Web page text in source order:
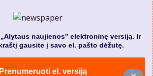
naujienos” elektroninę versiją. Ir
gausite į savo el. pašto dėžutę.
Prenumeruoti el. versiją